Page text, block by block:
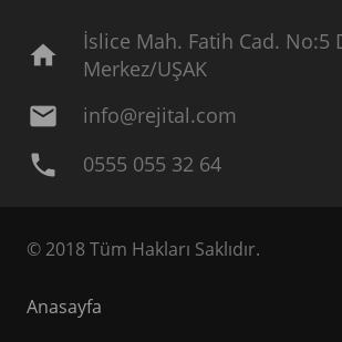
home
İslice Mah. Fatih Cad. No:5
Merkez/UŞAK
mail info@rejital.com
phone 0555 055 32 64
© 2018 Tüm Hakları Saklıdır.
Anasayfa